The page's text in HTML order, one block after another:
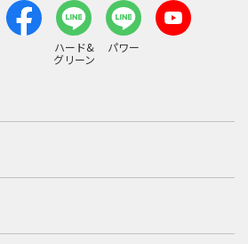
ハード&
グリーン
パワー